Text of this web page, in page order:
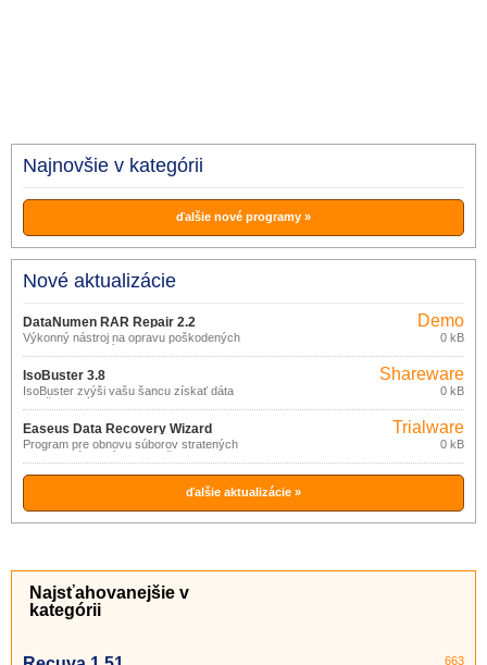
Najnovšie v kategórii
ďalšie nové programy »
Nové aktualizácie
DataNumen RAR Repair 2.2
Výkonný nástroj na opravu poškodených
RAR a SFX archívov.
Demo
0 kB
IsoBuster 3.8
IsoBuster zvýši vašu šancu získať dáta
z poškodených CD, DVD, Blu Ray (BD a
HD DVD) diskov.
Shareware
0 kB
Easeus Data Recovery Wizard
10.2.0
Program pre obnovu súborov stratených
po naformátovaní disku, poškodenie
tabuľky oddielov, vírusovej nákaze,
zmazanie a vysypanie koša a pod.
Trialware
0 kB
ďalšie aktualizácie »
Najsťahovanejšie v
kategórii
663